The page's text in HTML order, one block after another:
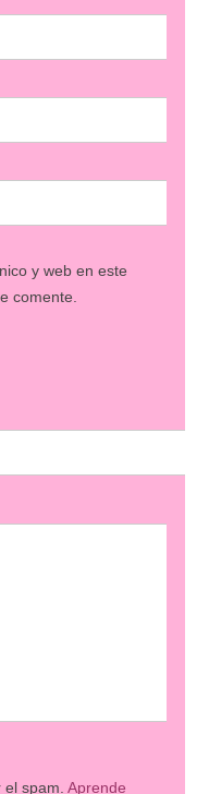
y web en este
comente.
spam. Aprende